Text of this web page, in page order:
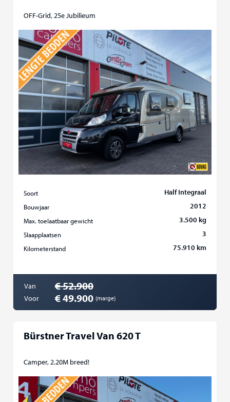
OFF-Grid, 25e Jubilieum
Soort Half Integraal
Bouwjaar 2012
Max. toelaatbaar gewicht 3.500 kg
Slaapplaatsen 3
Kilometerstand 75.910 km
Van € 52.900
Voor € 49.900 (marge)
Bürstner Travel Van 620 T
Camper, 2.20M breed!